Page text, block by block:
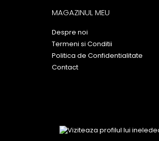
MAGAZINUL MEU
Despre noi
Termeni si Conditii
Politica de Confidentialitate
Contact